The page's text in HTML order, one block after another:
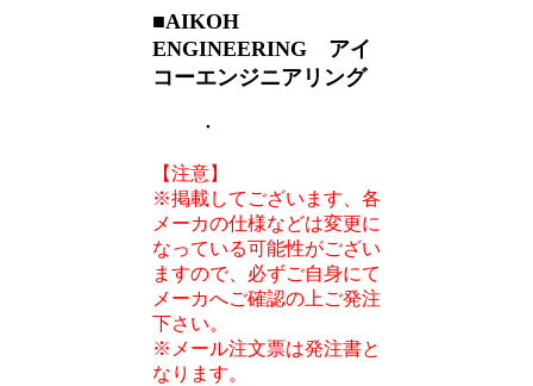
■AIKOH
ENGINEERING アイ
コーエンジニアリング
・
【注意】
※掲載してございます、各
メーカの仕様などは変更に
なっている可能性がござい
ますので、必ずご自身にて
メーカへご確認の上ご発注
下さい。
※メール注文票は発注書と
なります。